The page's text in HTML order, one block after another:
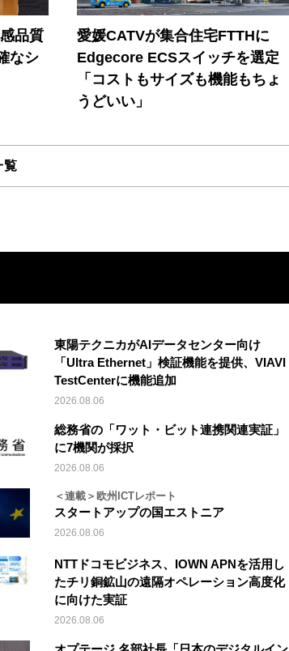
品質
なシ
愛媛CATVが集合住宅FTTHに
Edgecore ECSスイッチを選定
「コストもサイズも機能もちょ
うどいい」
覧
東陽テクニカがAIデータセンター向け
「Ultra Ethernet」検証機能を提供、VIAVI
TestCenterに機能追加
2026.08.06
総務省の「ワット・ビット連携関連実証」
に7機関が採択
2026.08.06
＜連載＞欧州ICTレポート
スタートアップの国エストニア
2026.08.06
NTTドコモビジネス、IOWN APNを活用し
たチリ銅鉱山の遠隔オペレーション高度化
に向けた実証
2026.08.06